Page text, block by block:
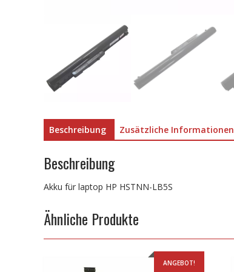
Beschreibung Zusätzliche Informationen
Beschreibung
Akku für laptop HP HSTNN-LB5S
Ähnliche Produkte
ANGEBOT!